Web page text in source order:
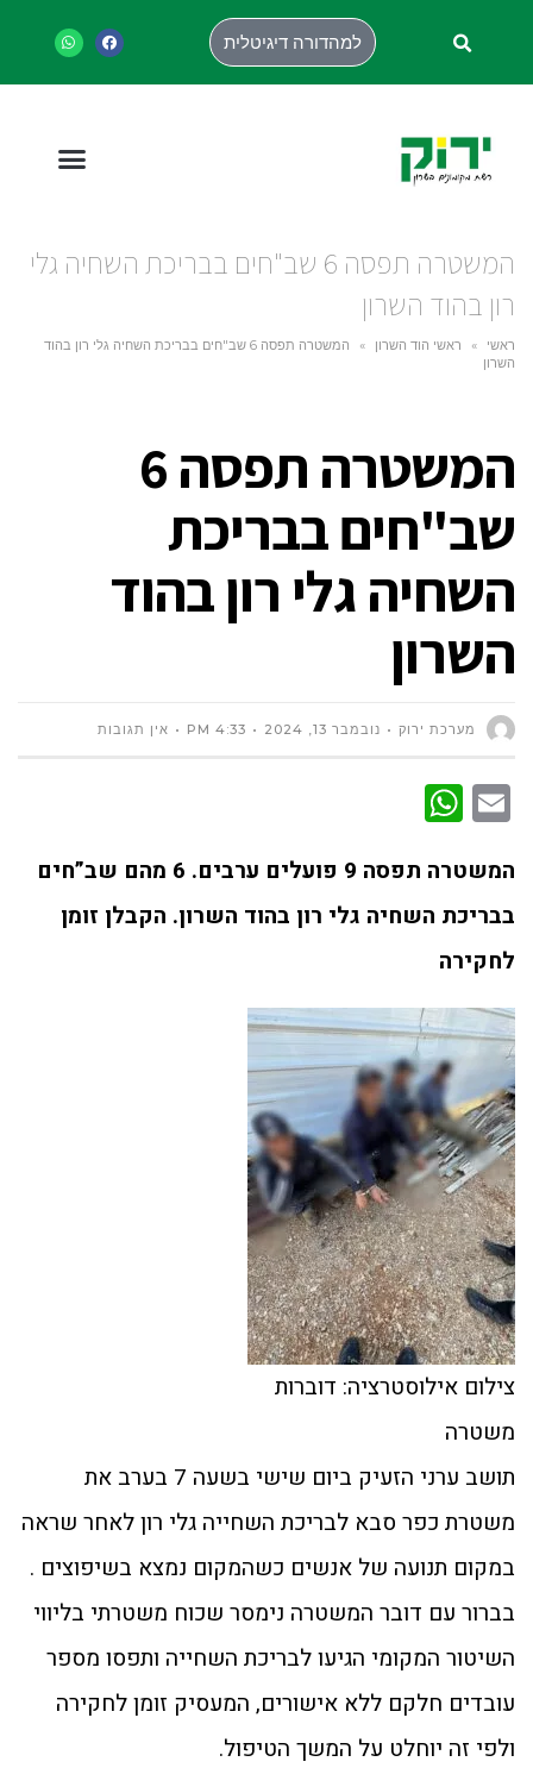
למהדורה דיגיטלית
המשטרה תפסה 6 שב"חים בבריכת השחיה גלי
רון בהוד השרון
ראשי » ראשי הוד השרון »
המשטרה תפסה 6 שב"חים בבריכת השחיה גלי רון בהוד
השרון
המשטרה תפסה 6
שב"חים בבריכת
השחיה גלי רון בהוד
השרון
מערכת ירוק נובמבר 13, 2024 4:33 PM אין תגובות
Email
המשטרה תפסה 9 פועלים ערבים. 6 מהם שב”חים
בבריכת השחיה גלי רון בהוד השרון. הקבלן זומן
לחקירה
צילום אילוסטרציה: דוברות
משטרה
תושב ערני הזעיק ביום שישי בשעה 7 בערב את
משטרת כפר סבא לבריכת השחייה גלי רון לאחר שראה
במקום תנועה של אנשים כשהמקום נמצא בשיפוצים .
בברור עם דובר המשטרה נימסר שכוח משטרתי בליווי
השיטור המקומי הגיעו לבריכת השחייה ותפסו מספר
עובדים חלקם ללא אישורים, המעסיק זומן לחקירה
ולפי זה יוחלט על המשך הטיפול.